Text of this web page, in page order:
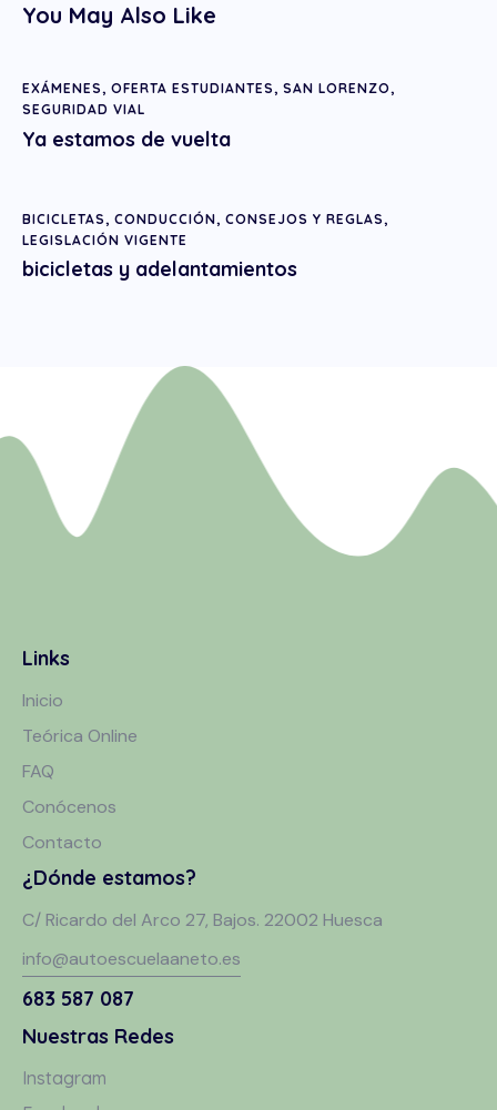
You May Also Like
EXÁMENES, OFERTA ESTUDIANTES, SAN LORENZO,
SEGURIDAD VIAL
Ya estamos de vuelta
BICICLETAS , CONDUCCIÓN, CONSEJOS Y REGLAS ,
LEGISLACIÓN VIGENTE
bicicletas y adelantamientos
Links
Inicio
Teórica Online
FAQ
Conócenos
Contacto
¿Dónde estamos?
C/ Ricardo del Arco 27, Bajos. 22002 Huesca
info@autoescuelaaneto.es
683 587 087
Nuestras Redes
Instagram